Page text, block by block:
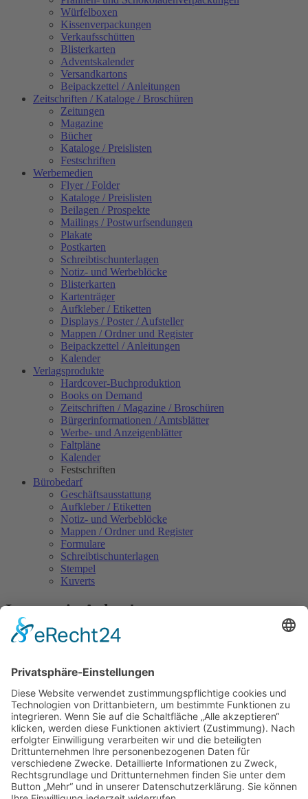
Würfelboxen
Kissenverpackungen
Verkaufsschütten
Blisterkarten
Adventskalender
Versandkartons
Beipackzettel / Anleitungen
Zeitschriften / Kataloge / Broschüren
Zeitungen
Magazine
Bücher
Kataloge / Preislisten
Festschriften
Werbemedien
Flyer / Folder
Kataloge / Preislisten
Beilagen / Prospekte
Mailings / Postwurfsendungen
Plakate
Postkarten
Schreibtischunterlagen
Notiz- und Werbeblöcke
Blisterkarten
Kartenträger
Aufkleber / Etiketten
Displays / Poster / Aufsteller
Mappen / Ordner und Register
Beipackzettel / Anleitungen
Kalender
Verlagsprodukte
Hardcover-Buchproduktion
Books on Demand
Zeitschriften / Magazine / Broschüren
Bürgerinformationen / Amtsblätter
Werbe- und Anzeigenblätter
Faltpläne
Kalender
Festschriften
Bürobedarf
Geschäftsausstattung
Aufkleber / Etiketten
Notiz- und Werbeblöcke
Mappen / Ordner und Register
Formulare
Schreibtischunterlagen
Stempel
Kuverts
Immer ein Anlass!
Es müssen nicht immer besondere Jubiläen sein, um eine Festschrift
Weise zu würdigen. In ihrer hochwertigen Aufmachung sind
Festschriften zudem ein nicht zu verachtendes Mittel zur
Imagepflege. Dafür sorgen wir. Mit maßgeschneidertem Konzept
und der gebotenen Sorgfalt, was die gestalterische Umsetzung und
die Fertigung betrifft. Sofern gewünscht, kümmern uns wir
natürlich auch voll und ganz um das Anzeigenmarketing.
Navigation überspringen